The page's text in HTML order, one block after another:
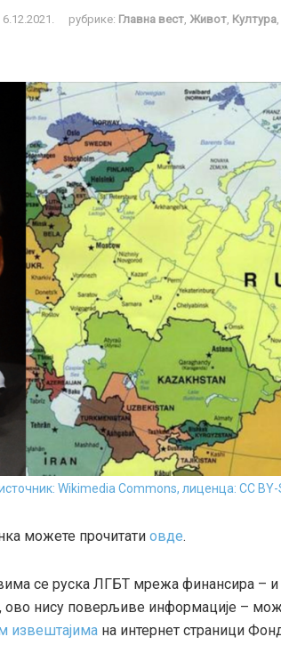
6.12.2021. рубрике: Главна вест, Живот, Култура,
Wikimedia Commons, лиценца: CC
можете прочитати овде.
се руска ЛГБТ мрежа финансира – и
ово нису поверљиве информације –
извештајима на интернет страници